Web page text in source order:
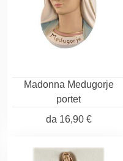
Madonna Medugorje
portet
da 16,90 €